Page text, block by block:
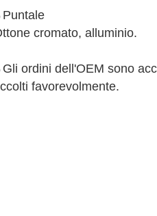
Puntale
cromato, alluminio.
Gli ordini dell'OEM sono
favorevolmente.